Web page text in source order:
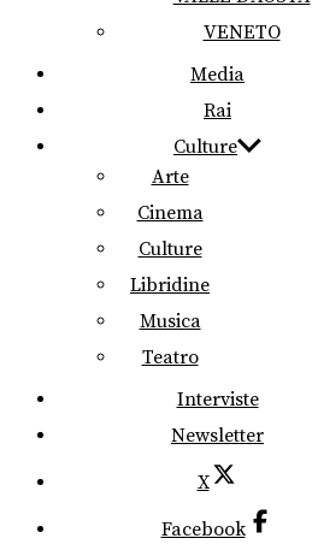
VENETO
Media
Rai
Culture
Arte
Cinema
Culture
Libridine
Musica
Teatro
Interviste
Newsletter
X
Facebook